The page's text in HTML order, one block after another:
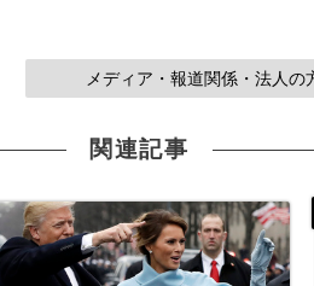
メディア・報道関係・法人
関連記事